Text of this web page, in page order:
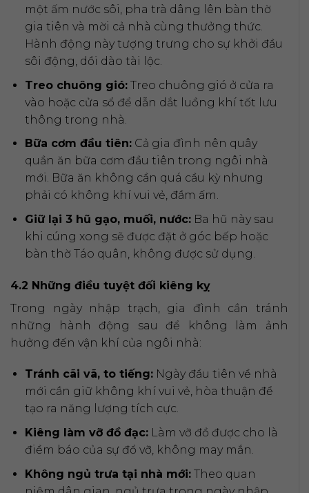
một ấm nước sôi, pha trà dâng lên bàn thờ
gia tiên và mời cả nhà cùng thưởng thức.
Hành động này tượng trưng cho sự khởi đầu
sôi động, dồi dào tài lộc.
Treo chuông gió:Treo chuông gió ở cửa ra
vào hoặc cửa sổ để dẫn dắt luồng khí tốt lưu
thông trong nhà.
Bữa cơm đầu tiên:Cả gia đình nên quây
quần ăn bữa cơm đầu tiên trong ngôi nhà
mới. Bữa ăn không cần quá cầu kỳ nhưng
phải có không khí vui vẻ, đầm ấm.
Giữ lại 3 hũ gạo, muối, nước:Ba hũ này sau
khi cúng xong sẽ được đặt ở góc bếp hoặc
bàn thờ Táo quân, không được sử dụng.
4.2 Những điều tuyệt đối kiêng kỵ
Trong ngày nhập trạch, gia đình cần tránh
những hành động sau để không làm ảnh
hưởng đến vận khí của ngôi nhà:
Tránh cãi vã, to tiếng:Ngày đầu tiên về nhà
mới cần giữ không khí vui vẻ, hòa thuận để
tạo ra năng lượng tích cực.
Kiêng làm vỡ đồ đạc:Làm vỡ đồ được cho là
điềm báo của sự đổ vỡ, không may mắn.
Không ngủ trưa tại nhà mới:Theo quan